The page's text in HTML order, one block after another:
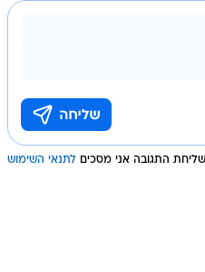
התגובה אני מסכים לתנאי השימוש